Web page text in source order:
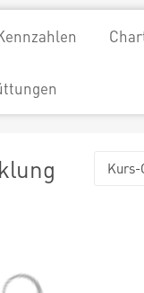
Kurs-